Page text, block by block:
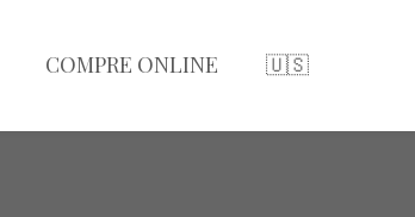
COMPRE ONLINE 🇺🇸